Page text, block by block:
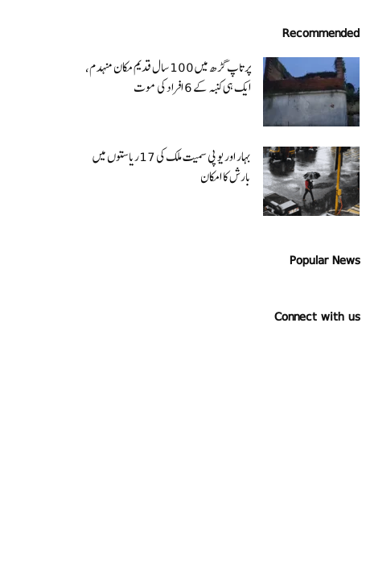
Recommended
پرتاپ گڑھ میں 100 سال قدیم مکان منہدم،
ایک ہی کنبہ کے 6 افراد کی موت
بہار اور یو پی سمیت ملک کی 17ریاستوں میں
بارش کا امکان
Popular News
Connect with us